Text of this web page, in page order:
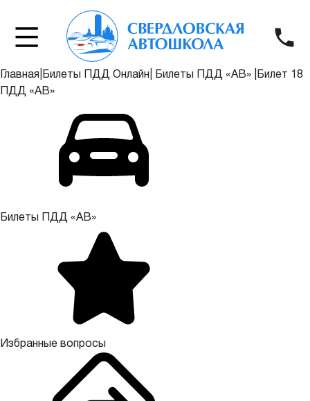
Главная Билеты ПДД Онлайн Билеты ПДД «АВ»
Билет 18
ПДД «АВ»
Билеты ПДД «АВ»
Избранные вопросы